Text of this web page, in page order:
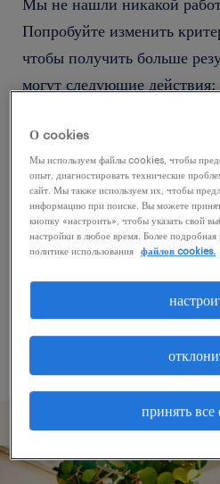
Попробуйте изменить
чтобы получить больше
могут следующие действия:
Попробуйте удалить
примененных
Вы искали работу в
Учтите возможность
вокруг
Измените название
слова и проверьте,
написаны.
О cookies
Мы используем файлы cookies, чтобы
опыт, диагностировать технические
сайт. Мы также используем их, чтобы
информацию при поиске. Вы можете
кнопку «настроить», чтобы указать свой
настройки в любое время. Более
политике использования
файлов cookies.
принять